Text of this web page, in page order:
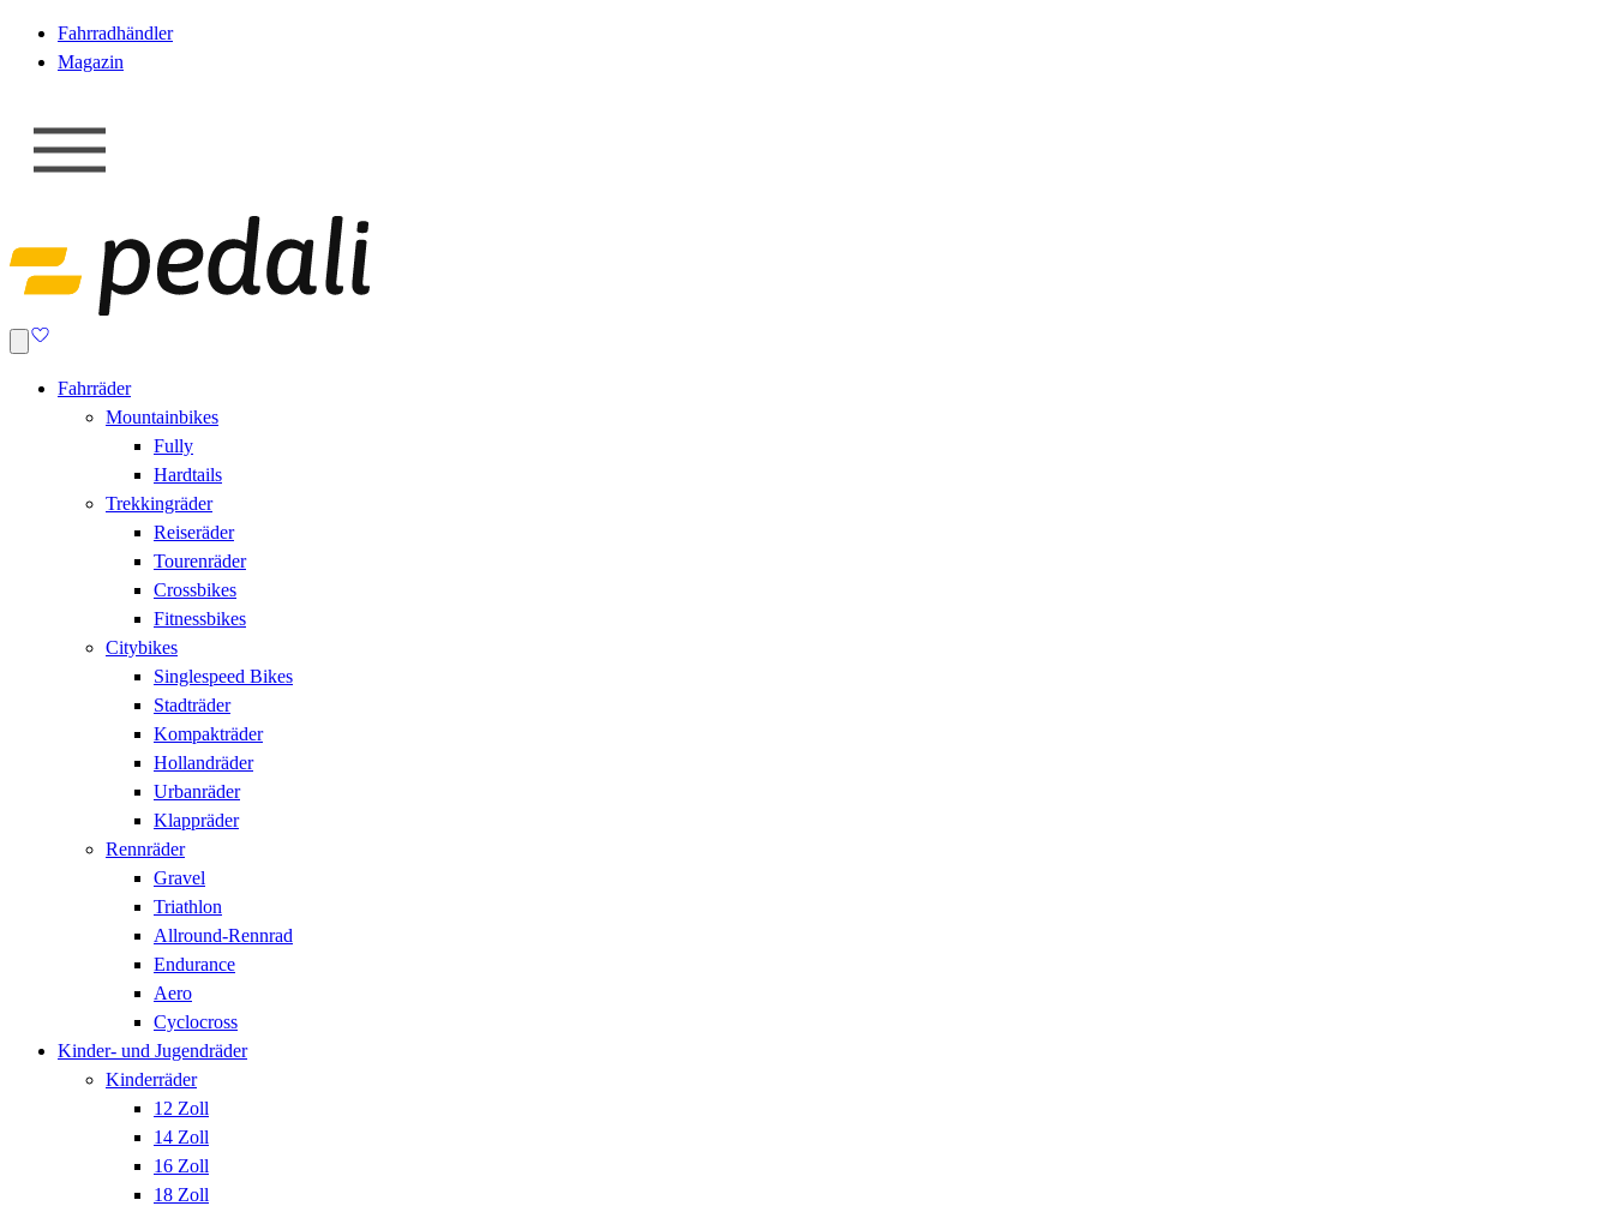
Fahrradhändler
Magazin
Fahrräder
Mountainbikes
Fully
Hardtails
Trekkingräder
Reiseräder
Tourenräder
Crossbikes
Fitnessbikes
Citybikes
Singlespeed Bikes
Stadträder
Kompakträder
Hollandräder
Urbanräder
Klappräder
Rennräder
Gravel
Triathlon
Allround-Rennrad
Endurance
Aero
Cyclocross
Kinder- und Jugendräder
Kinderräder
12 Zoll
14 Zoll
16 Zoll
18 Zoll